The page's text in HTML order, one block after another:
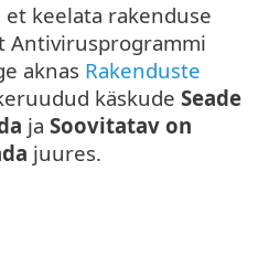
keelata rakenduse
Antivirusprogrammi
aknas Rakenduste
käskude Seade
ja Soovitatav on
juures.